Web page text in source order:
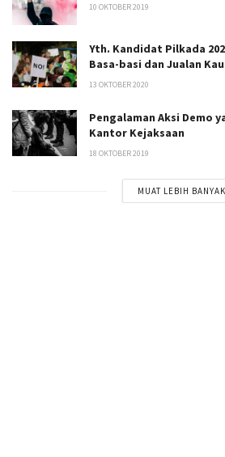
10 OKTOBER 2019
Yth. Kandidat Pilkada
Basa-basi dan Jualan
13 OKTOBER 2020
Pengalaman Aksi Demo
Kantor Kejaksaan
18 OKTOBER 2019
MUAT LEBIH BANYAK